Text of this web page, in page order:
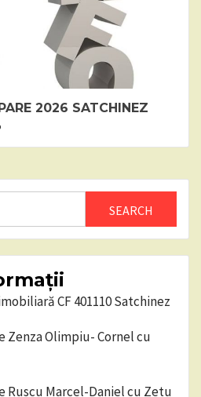
2026 SATCHINEZ
CF 401110 Satchinez
Olimpiu- Cornel cu
Ruscu Marcel-Daniel cu Zetu